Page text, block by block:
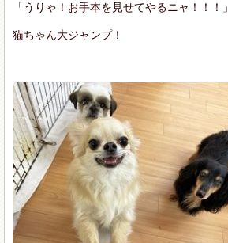
「うりゃ！お手本を見せてやるニャ！！！」
猫ちゃん大ジャンプ！